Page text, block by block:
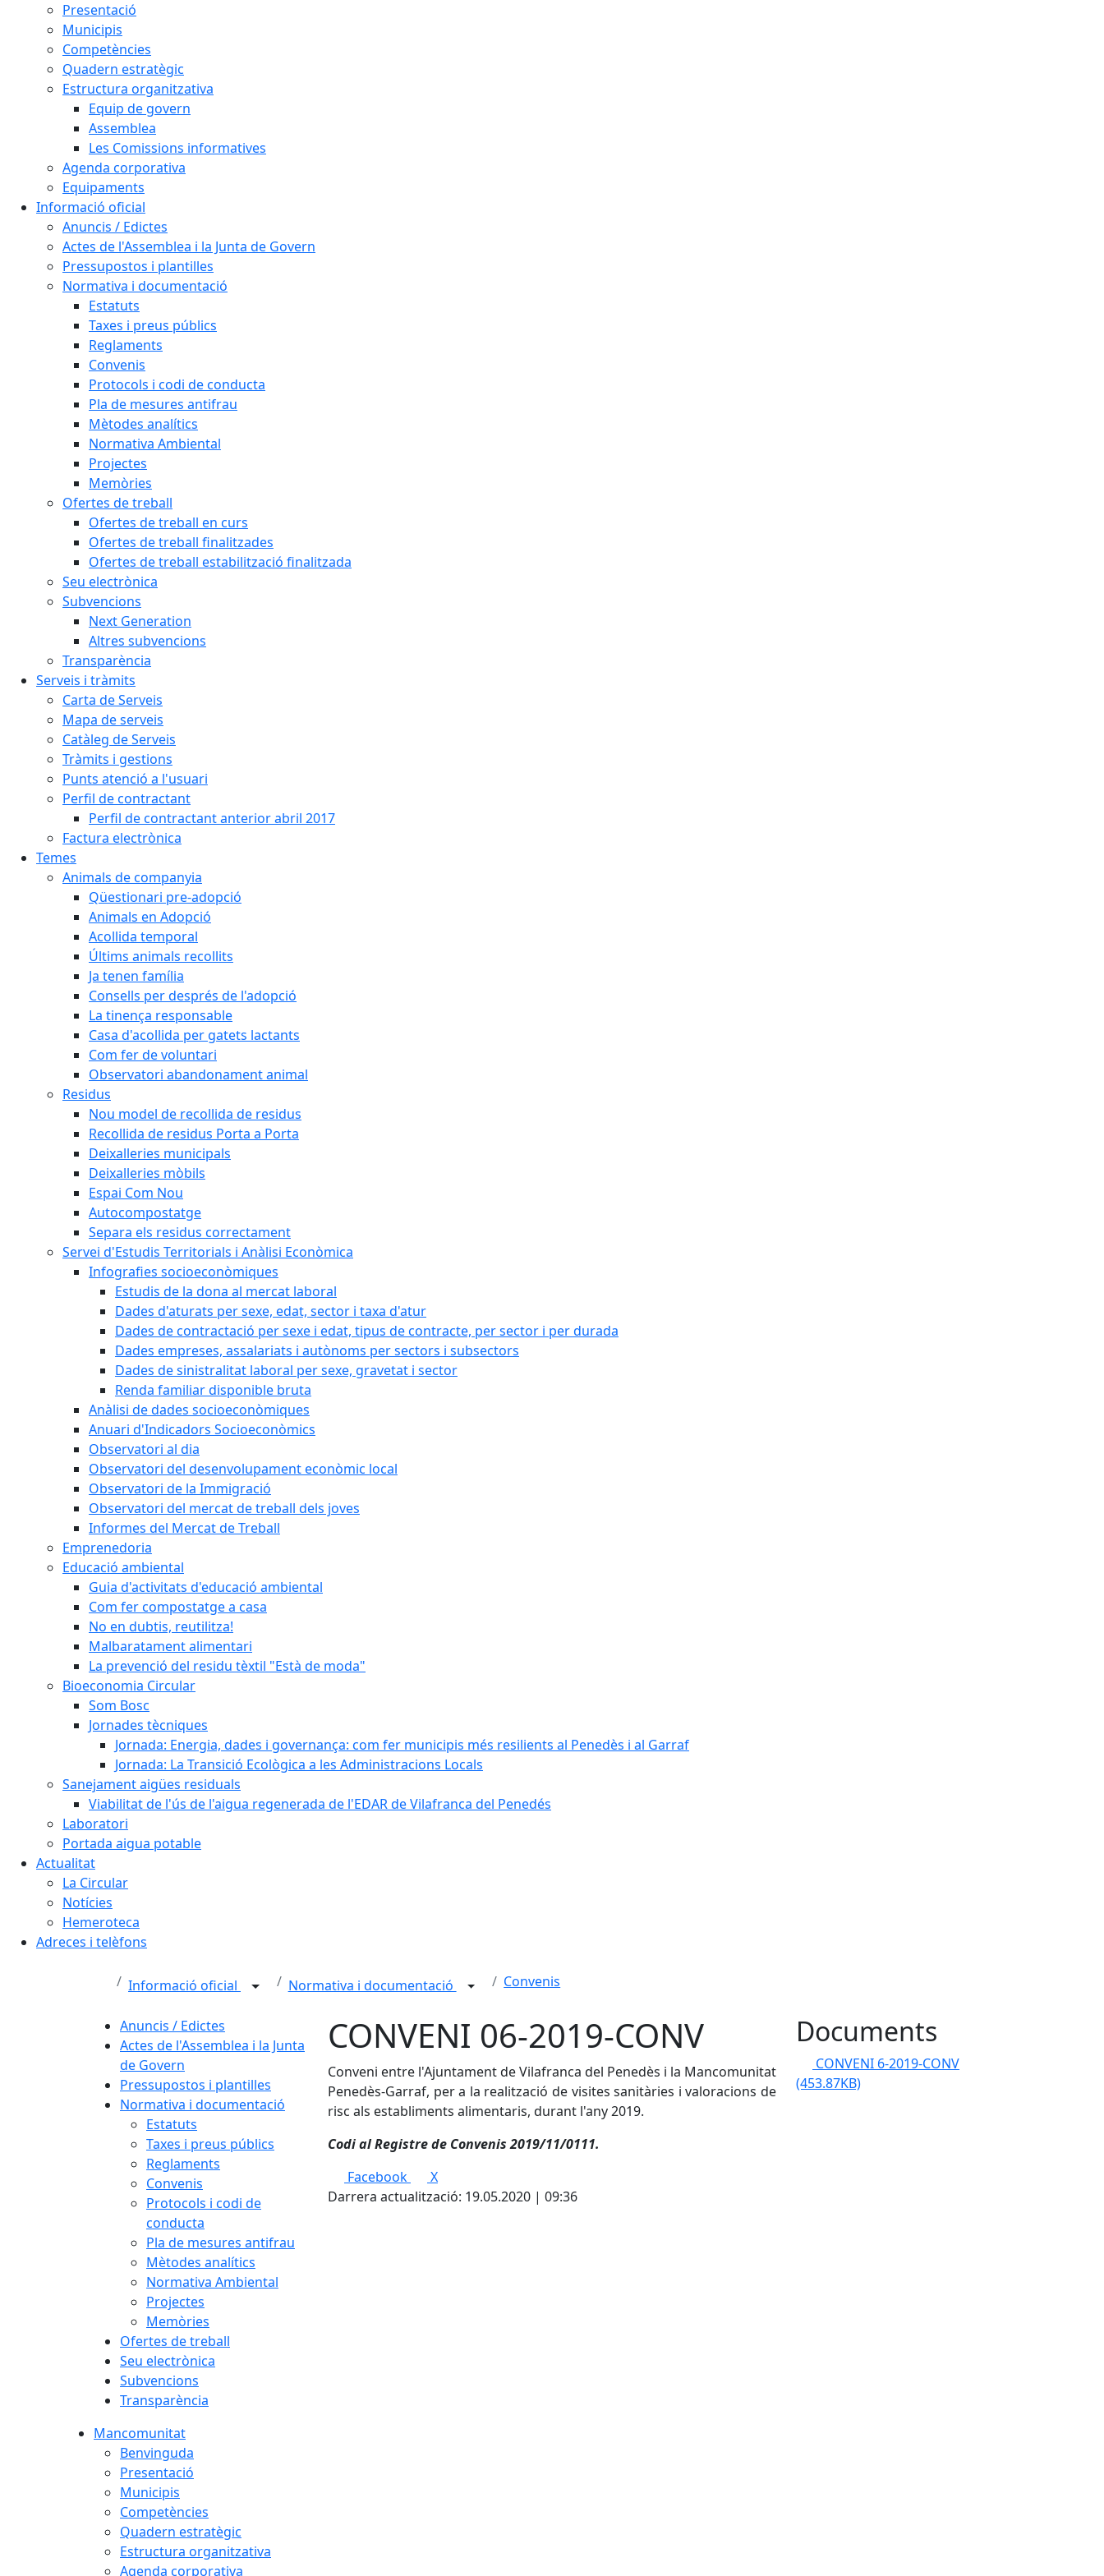
Presentació
Municipis
Competències
Quadern estratègic
Estructura organitzativa
Equip de govern
Assemblea
Les Comissions informatives
Agenda corporativa
Equipaments
Informació oficial
Anuncis / Edictes
Actes de l'Assemblea i la Junta de Govern
Pressupostos i plantilles
Normativa i documentació
Estatuts
Taxes i preus públics
Reglaments
Convenis
Protocols i codi de conducta
Pla de mesures antifrau
Mètodes analítics
Normativa Ambiental
Projectes
Memòries
Ofertes de treball
Ofertes de treball en curs
Ofertes de treball finalitzades
Ofertes de treball estabilització finalitzada
Seu electrònica
Subvencions
Next Generation
Altres subvencions
Transparència
Serveis i tràmits
Carta de Serveis
Mapa de serveis
Catàleg de Serveis
Tràmits i gestions
Punts atenció a l'usuari
Perfil de contractant
Perfil de contractant anterior abril 2017
Factura electrònica
Temes
Animals de companyia
Qüestionari pre-adopció
Animals en Adopció
Acollida temporal
Últims animals recollits
Ja tenen família
Consells per després de l'adopció
La tinença responsable
Casa d'acollida per gatets lactants
Com fer de voluntari
Observatori abandonament animal
Residus
Nou model de recollida de residus
Recollida de residus Porta a Porta
Deixalleries municipals
Deixalleries mòbils
Espai Com Nou
Autocompostatge
Separa els residus correctament
Servei d'Estudis Territorials i Anàlisi Econòmica
Infografies socioeconòmiques
Estudis de la dona al mercat laboral
Dades d'aturats per sexe, edat, sector i taxa d'atur
Dades de contractació per sexe i edat, tipus de contracte, per sector i per durada
Dades empreses, assalariats i autònoms per sectors i subsectors
Dades de sinistralitat laboral per sexe, gravetat i sector
Renda familiar disponible bruta
Anàlisi de dades socioeconòmiques
Anuari d'Indicadors Socioeconòmics
Observatori al dia
Observatori del desenvolupament econòmic local
Observatori de la Immigració
Observatori del mercat de treball dels joves
Informes del Mercat de Treball
Emprenedoria
Educació ambiental
Guia d'activitats d'educació ambiental
Com fer compostatge a casa
No en dubtis, reutilitza!
Malbaratament alimentari
La prevenció del residu tèxtil "Està de moda"
Bioeconomia Circular
Som Bosc
Jornades tècniques
Jornada: Energia, dades i governança: com fer municipis més resilients al Penedès i al Garraf
Jornada: La Transició Ecològica a les Administracions Locals
Sanejament aigües residuals
Viabilitat de l'ús de l'aigua regenerada de l'EDAR de Vilafranca del Penedés
Laboratori
Portada aigua potable
Actualitat
La Circular
Notícies
Hemeroteca
Adreces i telèfons
Informació oficial Normativa i documentació Convenis
Anuncis / Edictes
Actes de l'Assemblea i la Junta
de Govern
Pressupostos i plantilles
Normativa i documentació
Estatuts
Taxes i preus públics
Reglaments
Convenis
Protocols i codi de
conducta
Pla de mesures antifrau
Mètodes analítics
Normativa Ambiental
Projectes
Memòries
Ofertes de treball
Seu electrònica
Subvencions
Transparència
CONVENI 06-2019-CONV
Conveni entre l'Ajuntament de Vilafranca del Penedès i la Mancomunitat
Penedès-Garraf, per a la realització de visites sanitàries i valoracions de
risc als establiments alimentaris, durant l'any 2019.
Codi al Registre de Convenis2019/11/0111.
Facebook
X
Darrera actualització: 19.05.2020 | 09:36
Documents
CONVENI 6-2019-CONV
(453.87KB)
Mancomunitat
Benvinguda
Presentació
Municipis
Competències
Quadern estratègic
Estructura organitzativa
Agenda corporativa